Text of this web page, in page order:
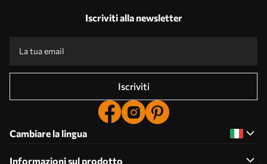
Iscriviti alla newsletter
Iscriviti
Cambiare la lingua
Informazioni sul prodotto